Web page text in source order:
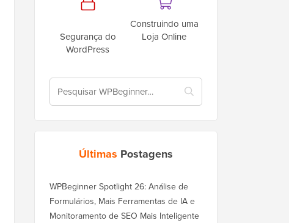
Segurança do
WordPress
Construindo uma
Loja Online
Últimas Postagens
WPBeginner Spotlight 26: Análise de
Formulários, Mais Ferramentas de IA e
Monitoramento de SEO Mais Inteligente